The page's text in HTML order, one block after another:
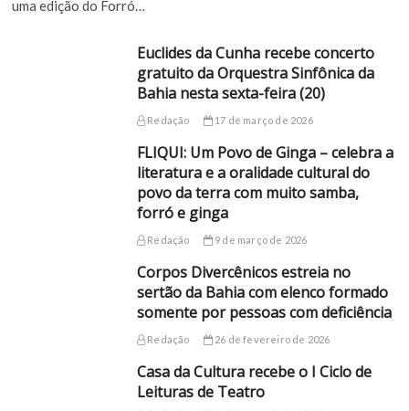
uma edição do Forró…
Euclides da Cunha recebe concerto
gratuito da Orquestra Sinfônica da
Bahia nesta sexta-feira (20)
Redação 17 de março de 2026
FLIQUI: Um Povo de Ginga – celebra a
literatura e a oralidade cultural do
povo da terra com muito samba,
forró e ginga
Redação 9 de março de 2026
Corpos Divercênicos estreia no
sertão da Bahia com elenco formado
somente por pessoas com deficiência
Redação 26 de fevereiro de 2026
Casa da Cultura recebe o I Ciclo de
Leituras de Teatro